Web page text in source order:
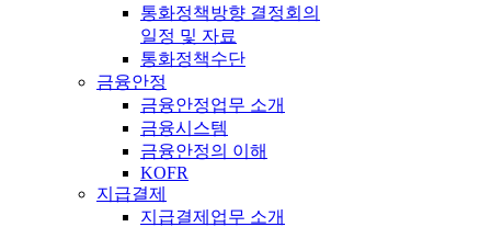
통화정책방향 결정회의
일정 및 자료
통화정책수단
금융안정
금융안정업무 소개
금융시스템
금융안정의 이해
KOFR
지급결제
지급결제업무 소개